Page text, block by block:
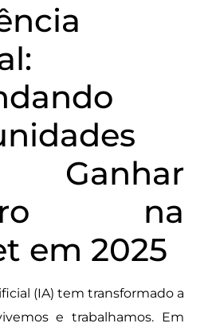
Ganhar
na
em 2025
(IA) tem transformado a
e trabalhamos. Em